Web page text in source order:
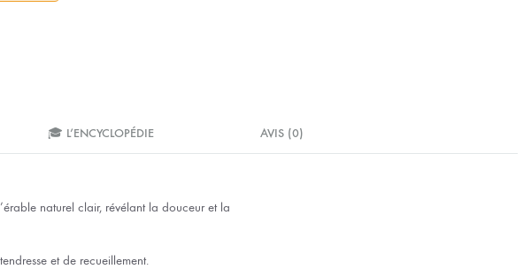
🎓 L’ENCYCLOPÉDIE AVIS (0)
naturel clair, révélant la douceur et la
et de recueillement.